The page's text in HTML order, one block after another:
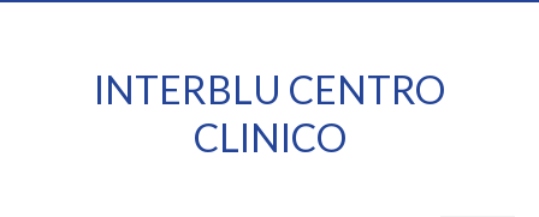
INTERBLU CENTRO
CLINICO